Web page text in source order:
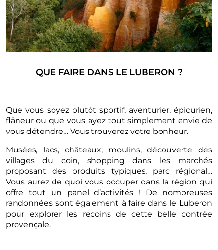
QUE FAIRE DANS LE LUBERON ?
Que vous soyez plutôt sportif, aventurier, épicurien,
flâneur ou que vous ayez tout simplement envie de
vous détendre… Vous trouverez votre bonheur.
Musées, lacs, châteaux, moulins, découverte des
villages du coin, shopping dans les marchés
proposant des produits typiques, parc régional…
Vous aurez de quoi vous occuper dans la région qui
offre tout un panel d’activités ! De nombreuses
randonnées sont également à faire dans le Luberon
pour explorer les recoins de cette belle contrée
provençale.